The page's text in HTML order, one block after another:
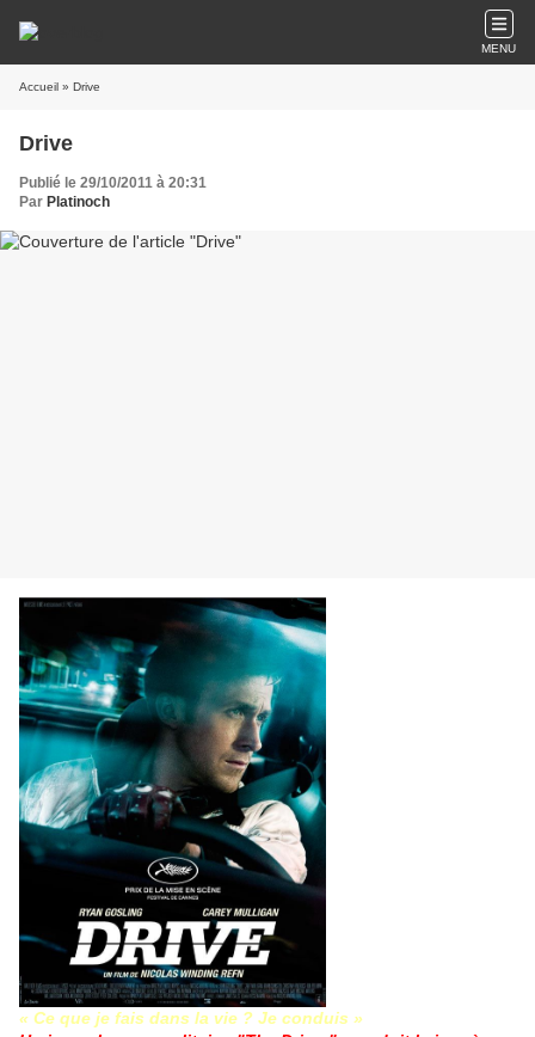
MENU
Accueil » Drive
Drive
Publié le 29/10/2011 à 20:31
Par Platinoch
« Ce que je fais dans la vie ? Je conduis »